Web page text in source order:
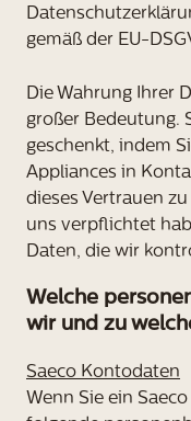
gemäß der EU-
Die Wahrung Ihrer
großer Bedeutung.
geschenkt, indem
Appliances in
dieses Vertrauen
uns verpflichtet
Daten, die wir
Welche
wir und zu
Saeco Kontodaten
Wenn Sie ein